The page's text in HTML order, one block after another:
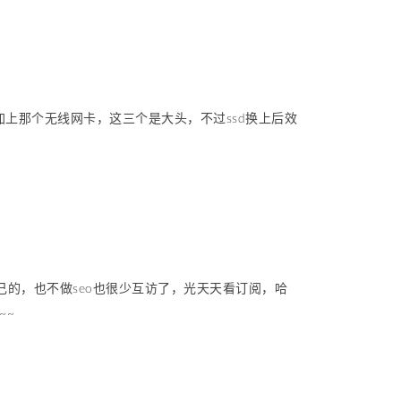
那个无线网卡，这三个是大头，不过ssd换上后效
，也不做seo也很少互访了，光天天看订阅，哈